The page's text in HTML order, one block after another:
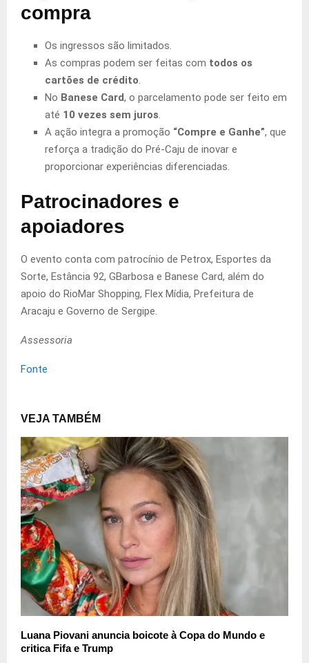
compra
Os ingressos são limitados.
As compras podem ser feitas com todos os
cartões de crédito.
No Banese Card, o parcelamento pode ser feito em
até 10 vezes sem juros.
A ação integra a promoção “Compre e Ganhe”, que
reforça a tradição do Pré-Caju de inovar e
proporcionar experiências diferenciadas.
Patrocinadores e
apoiadores
O evento conta com patrocínio de Petrox, Esportes da
Sorte, Estância 92, GBarbosa e Banese Card, além do
apoio do RioMar Shopping, Flex Mídia, Prefeitura de
Aracaju e Governo de Sergipe.
Assessoria
Fonte
VEJA TAMBÉM
Luana Piovani anuncia boicote à Copa do Mundo e
critica Fifa e Trump